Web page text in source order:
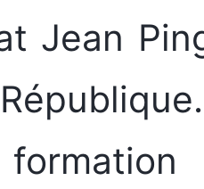
Jean